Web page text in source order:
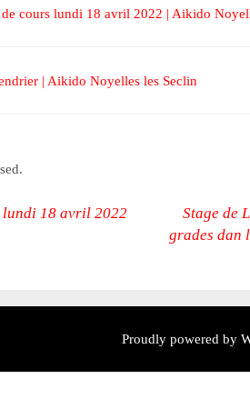
de cours lundi 18 avril 2022 | Aikido
| Aikido Noyelles les Seclin
lundi 18 avril 2022
Stage de
grades dan
Proudly powered by